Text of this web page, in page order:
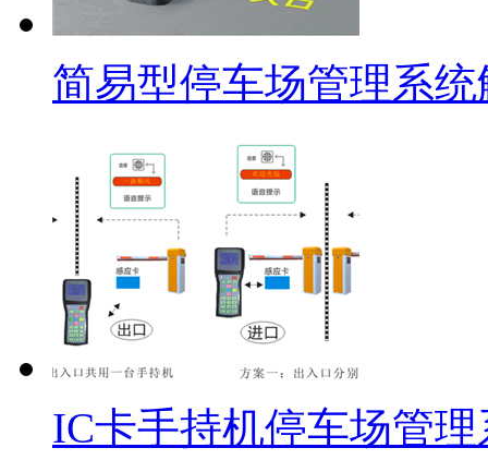
简易型停车场管理系
IC卡手持机停车场管